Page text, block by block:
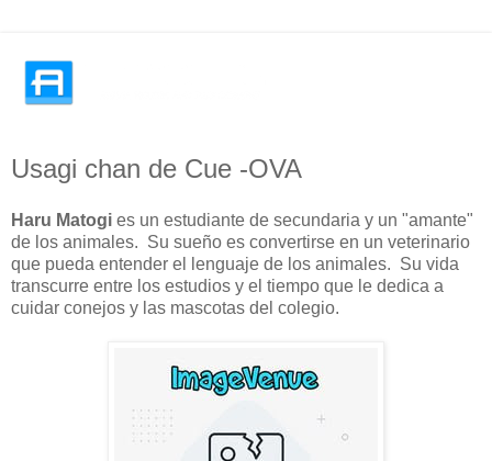
Usagi chan de Cue -OVA
Haru Matogi es un estudiante de secundaria y un "amante"
de los animales. Su sueño es convertirse en un veterinario
que pueda entender el lenguaje de los animales. Su vida
transcurre entre los estudios y el tiempo que le dedica a
cuidar conejos y las mascotas del colegio.